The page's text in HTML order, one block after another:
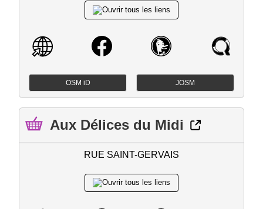
OSM iD JOSM
Aux Délices du Midi
RUE SAINT-GERVAIS